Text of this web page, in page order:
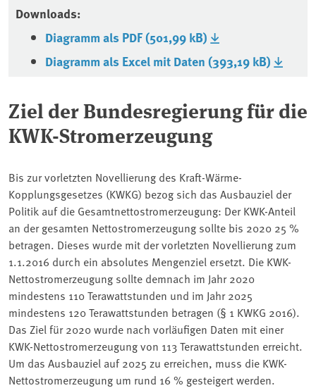
Downloads:
Diagramm als PDF (501,99 kB)
Diagramm als Excel mit Daten (393,19 kB)
Ziel der Bundesregierung für die
KWK-Stromerzeugung
Bis zur vorletzten Novellierung des Kraft-Wärme-
Kopplungsgesetzes (KWKG) bezog sich das Ausbauziel der
Politik auf die Gesamtnettostromerzeugung: Der KWK-Anteil
an der gesamten Nettostromerzeugung sollte bis 2020 25 %
betragen. Dieses wurde mit der vorletzten Novellierung zum
1.1.2016 durch ein absolutes Mengenziel ersetzt. Die KWK-
Nettostromerzeugung sollte demnach im Jahr 2020
mindestens 110 Terawattstunden und im Jahr 2025
mindestens 120 Terawattstunden betragen (§ 1 KWKG 2016).
Das Ziel für 2020 wurde nach vorläufigen Daten mit einer
KWK-Nettostromerzeugung von 113 Terawattstunden erreicht.
Um das Ausbauziel auf 2025 zu erreichen, muss die KWK-
Nettostromerzeugung um rund 16 % gesteigert werden.